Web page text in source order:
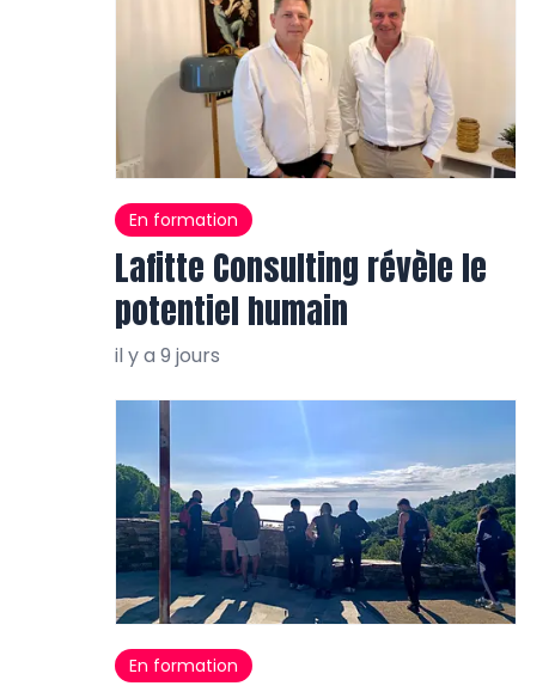
En formation
Lafitte Consulting révèle le
potentiel humain
il y a 9 jours
En formation